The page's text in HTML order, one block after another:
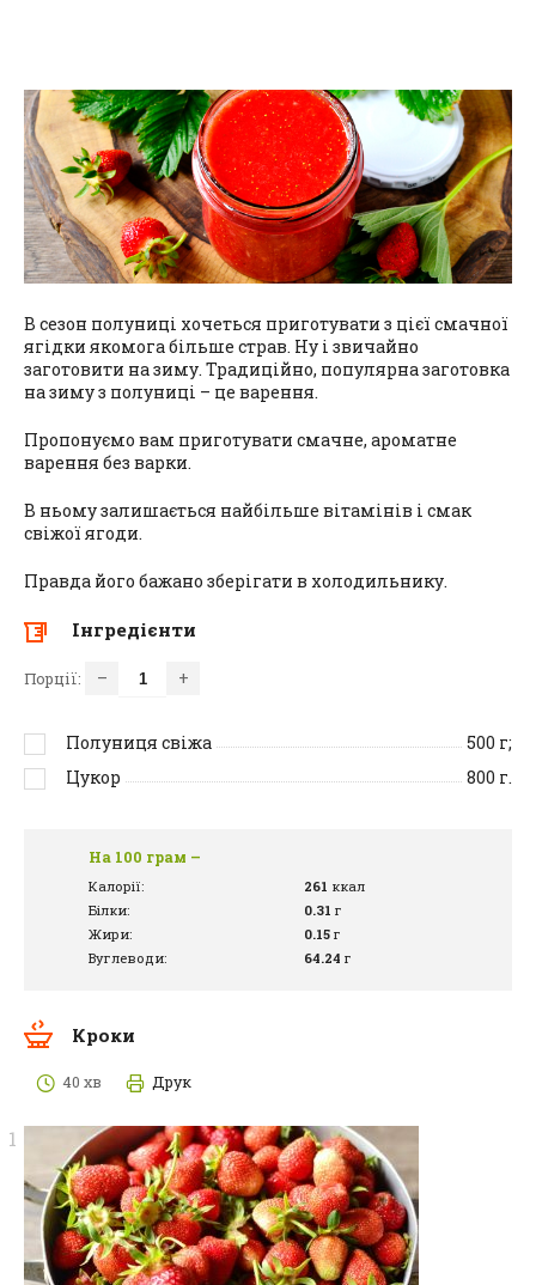
В сезон полуниці хочеться приготувати з цієї смачної
ягідки якомога більше страв. Ну і звичайно
заготовити на зиму. Традиційно, популярна заготовка
на зиму з полуниці – це варення.
Пропонуємо вам приготувати смачне, ароматне
варення без варки.
В ньому залишається найбільше вітамінів і смак
свіжої ягоди.
Правда його бажано зберігати в холодильнику.
Інгредієнти
Порції: – +
Полуниця свіжа 500 г;
Цукор
800 г.
На 100 грам –
Калорії: 261 ккал
Білки:
0.31 г
Жири:
0.15 г
Вуглеводи:
64.24 г
Кроки
40 хв Друк